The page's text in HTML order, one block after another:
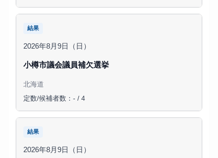
結果
2026年8月9日（日）
小樽市議会議員補欠選挙
北海道
定数/候補者数：- / 4
結果
2026年8月9日（日）